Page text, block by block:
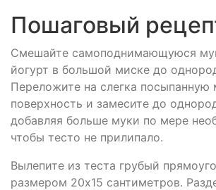
Пошаговый
Смешайте самоподнимающуюся
йогурт в большой миске до
Переложите на слегка
поверхность и замесите до
добавляя больше муки по мере
чтобы тесто не прилипало.
Вылепите из теста грубый
размером 20x15 сантиметров.